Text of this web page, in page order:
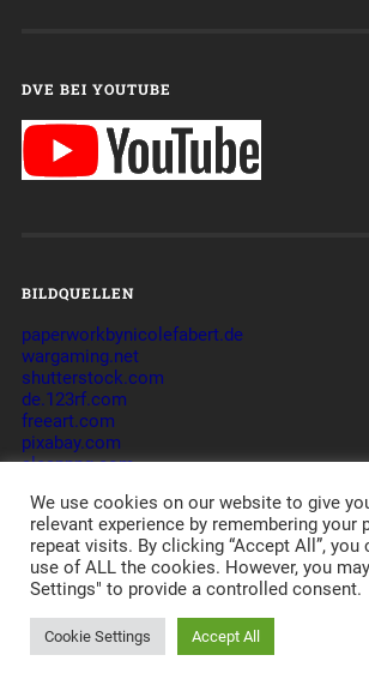
DVE BEI YOUTUBE
BILDQUELLEN
paperworkbynicolefabert.de
wargaming.net
shutterstock.com
de.123rf.com
freeart.com
pixabay.com
cleanpng.com
© 2026 _DVE_ – DIE VERLORENEN
COMMUNITY
CLAN - TAKTIK - ORGANISATION -
DATENSCHUTZERKLÄRUNG-
POWERED BY APACHE, PHP, MYSQL,
BASKERVILLEAND A LOT OF LOVE.
We use cookies on our website to give
relevant experience by remembering your
repeat visits. By clicking “Accept All”,
use of ALL the cookies. However, you
Settings" to provide a controlled consent.
Cookie Settings Accept All